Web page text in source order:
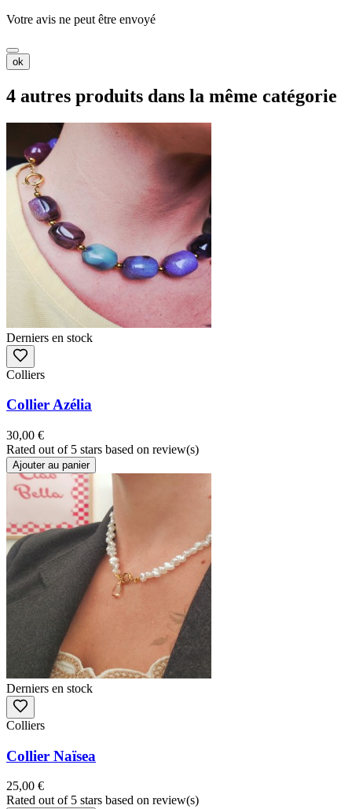
Votre avis ne peut être envoyé
ok
4 autres produits dans la même catégorie
Derniers en stock
Colliers
Collier Azélia
30,00 €
Rated out of 5 stars based on review(s)
Ajouter au panier
Derniers en stock
Colliers
Collier Naïsea
25,00 €
Rated out of 5 stars based on review(s)